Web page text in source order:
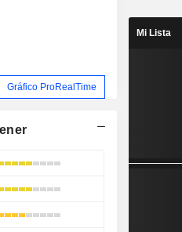
Gráfico ProRealTime
Mi Lista